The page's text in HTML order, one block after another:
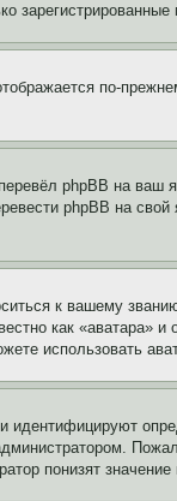
по-
phpBB на
phpBB на
к вашему
как «аватара»
использовать
понизят